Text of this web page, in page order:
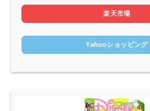
楽天市場
Yahooショッピング